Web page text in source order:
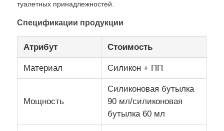
Свяжитесь с нами
Новости
Случаи
Силиконовый комплект для бутылок для
туалетных принадлежностей.
Спецификации продукции
Атрибут Стоимость
Материал Силикон + ПП
Мощность
Силиконовая бутылка
90 мл/силиконовая
бутылка 60 мл